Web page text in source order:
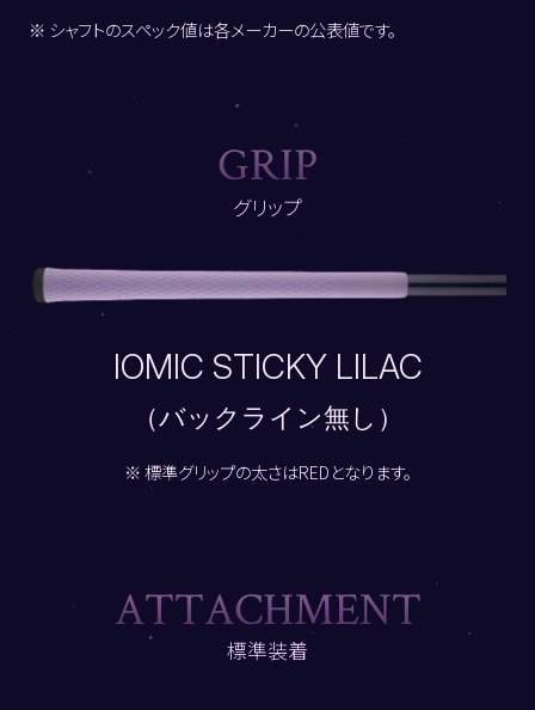
※ シャフトのスペック値は各メーカーの公表値です。
GRIP
グリップ
IOMIC STICKY LILAC
（バックライン無し）
※ 標準グリップの太さはREDとなります。
ATTACHMENT
標準装着